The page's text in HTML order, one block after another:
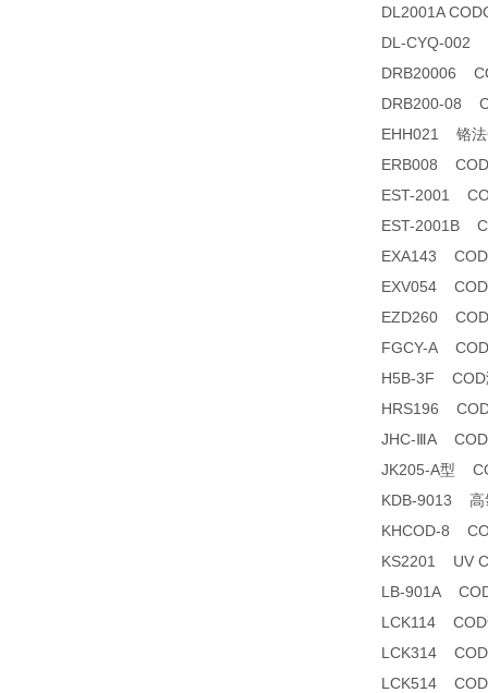
DL2001A
DL-CYQ-002
DRB20006
DRB200-08
EHH021 铬法
ERB008 COD
EST-2001
EST-2001B
EXA143 COD
EXV054 COD
EZD260
FGCY-A
H5B-3F COD
HRS196
JHC-ⅢA COD
JK205-A型
KDB-9013 高
KHCOD-8
KS2201 UV
LB-901A
LCK114 COD
LCK314
LCK514 COD